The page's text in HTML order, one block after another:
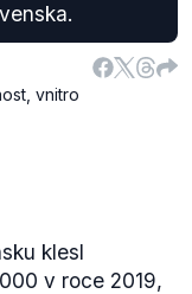
vnitro
klesl
v roce 2019,